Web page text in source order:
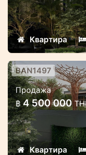
Премиальная
проект на Банг
Квартира
Совершенно
с Лагуной
Современный
районе Лагуна
BAN1497
Продажа
฿ 4 500 000
Квартира